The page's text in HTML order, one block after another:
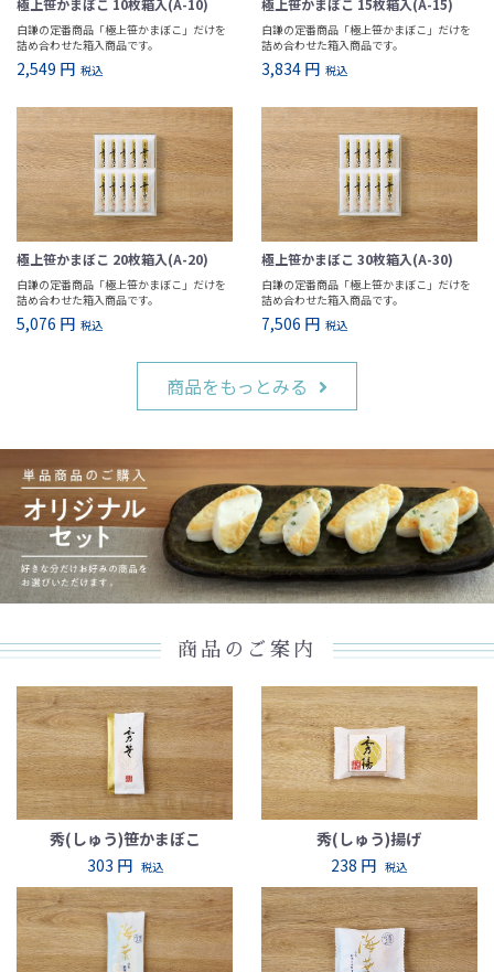
極上笹かまぼこ 10枚箱入(A-10)
白謙の定番商品「極上笹かまぼこ」だけを
詰め合わせた箱入商品です。
2,549 円 税込
極上笹かまぼこ 15枚箱入(A-15)
白謙の定番商品「極上笹かまぼこ」だけを
詰め合わせた箱入商品です。
3,834 円 税込
極上笹かまぼこ 20枚箱入(A-20)
白謙の定番商品「極上笹かまぼこ」だけを
詰め合わせた箱入商品です。
5,076 円 税込
極上笹かまぼこ 30枚箱入(A-30)
白謙の定番商品「極上笹かまぼこ」だけを
詰め合わせた箱入商品です。
7,506 円 税込
商品をもっとみる
商品のご案内
秀(しゅう)笹かまぼこ
303 円 税込
秀(しゅう)揚げ
238 円 税込